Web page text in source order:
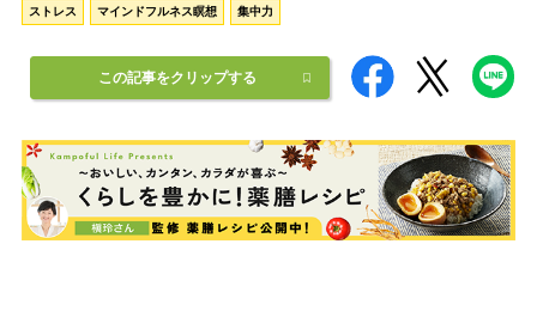
ストレス マインドフルネス瞑想 集中力
この記事をクリップする